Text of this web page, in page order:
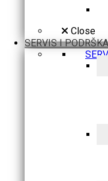
Close
SERVIS I PODRŠKA